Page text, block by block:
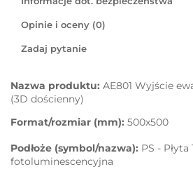
Opinie i oceny (0)
Zadaj pytanie
Nazwa produktu: AE801 Wyjście
(3D dościenny)
Format/rozmiar (mm): 500x500
Podłoże (symbol/nazwa): PS - Płyta
fotoluminescencyjna